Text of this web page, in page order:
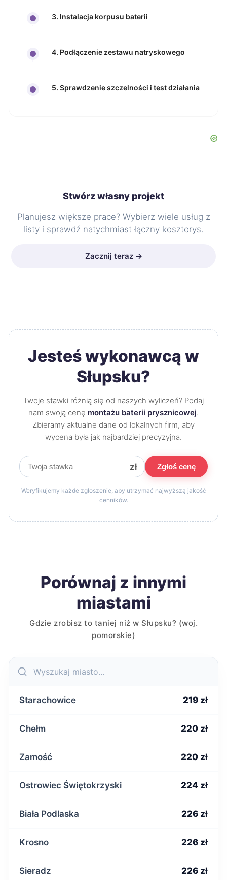
3. Instalacja korpusu baterii
4. Podłączenie zestawu natryskowego
5. Sprawdzenie szczelności i test działania
Stwórz własny projekt
Planujesz większe prace? Wybierz wiele usług z
listy i sprawdź natychmiast łączny kosztorys.
Zacznij teraz →
Jesteś wykonawcą w
Słupsku?
Twoje stawki różnią się od naszych wyliczeń? Podaj
nam swoją cenę montażu baterii prysznicowej.
Zbieramy aktualne dane od lokalnych firm, aby
wycena była jak najbardziej precyzyjna.
zł Zgłoś cenę
Weryfikujemy każde zgłoszenie, aby utrzymać najwyższą jakość
cenników.
Porównaj z innymi
miastami
Gdzie zrobisz to taniej niż w Słupsku? (woj.
pomorskie)
Starachowice 219 zł
Chełm 220 zł
Zamość 220 zł
Ostrowiec Świętokrzyski 224 zł
Biała Podlaska 226 zł
Krosno 226 zł
Sieradz 226 zł